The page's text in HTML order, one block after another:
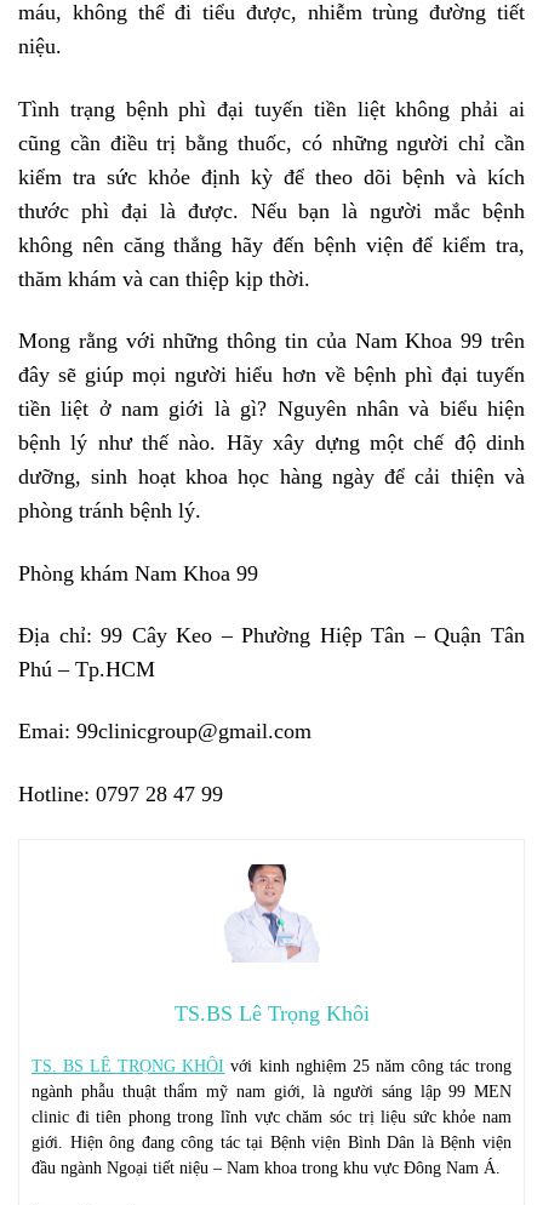
máu, không thể đi tiểu được, nhiễm trùng đường tiết
niệu.
Tình trạng bệnh phì đại tuyến tiền liệt không phải ai
cũng cần điều trị bằng thuốc, có những người chỉ cần
kiểm tra sức khỏe định kỳ để theo dõi bệnh và kích
thước phì đại là được. Nếu bạn là người mắc bệnh
không nên căng thẳng hãy đến bệnh viện để kiểm tra,
thăm khám và can thiệp kịp thời.
Mong rằng với những thông tin của Nam Khoa 99 trên
đây sẽ giúp mọi người hiểu hơn về bệnh phì đại tuyến
tiền liệt ở nam giới là gì? Nguyên nhân và biểu hiện
bệnh lý như thế nào. Hãy xây dựng một chế độ dinh
dưỡng, sinh hoạt khoa học hàng ngày để cải thiện và
phòng tránh bệnh lý.
Phòng khám Nam Khoa 99
Địa chỉ: 99 Cây Keo – Phường Hiệp Tân – Quận Tân
Phú – Tp.HCM
Emai: 99clinicgroup@gmail.com
Hotline: 0797 28 47 99
TS.BS Lê Trọng Khôi
TS. BS LÊ TRỌNG KHÔI với kinh nghiệm 25 năm công tác trong
ngành phẫu thuật thẩm mỹ nam giới, là người sáng lập 99 MEN
clinic đi tiên phong trong lĩnh vực chăm sóc trị liệu sức khỏe nam
giới. Hiện ông đang công tác tại Bệnh viện Bình Dân là Bệnh viện
đầu ngành Ngoại tiết niệu – Nam khoa trong khu vực Đông Nam Á.